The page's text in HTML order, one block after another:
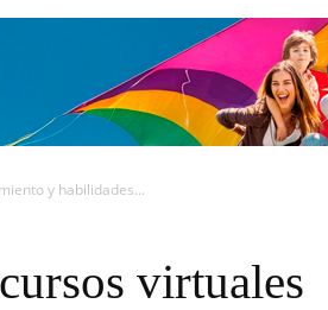
y habilidades...
virtuales